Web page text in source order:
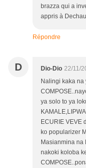
brazza qui a
appris à
Répondre
D Dio-Dio 22/11/
Nalingi kaka na
ya solo to ya
ECURIE VEVE
ko popularizer
Masianmina na
nakoki koloba